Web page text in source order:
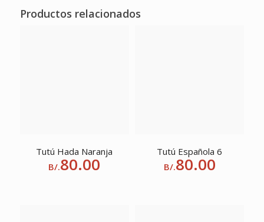
Productos relacionados
Tutú Hada Naranja
B/.80.00
Tutú Española 6
B/.80.00